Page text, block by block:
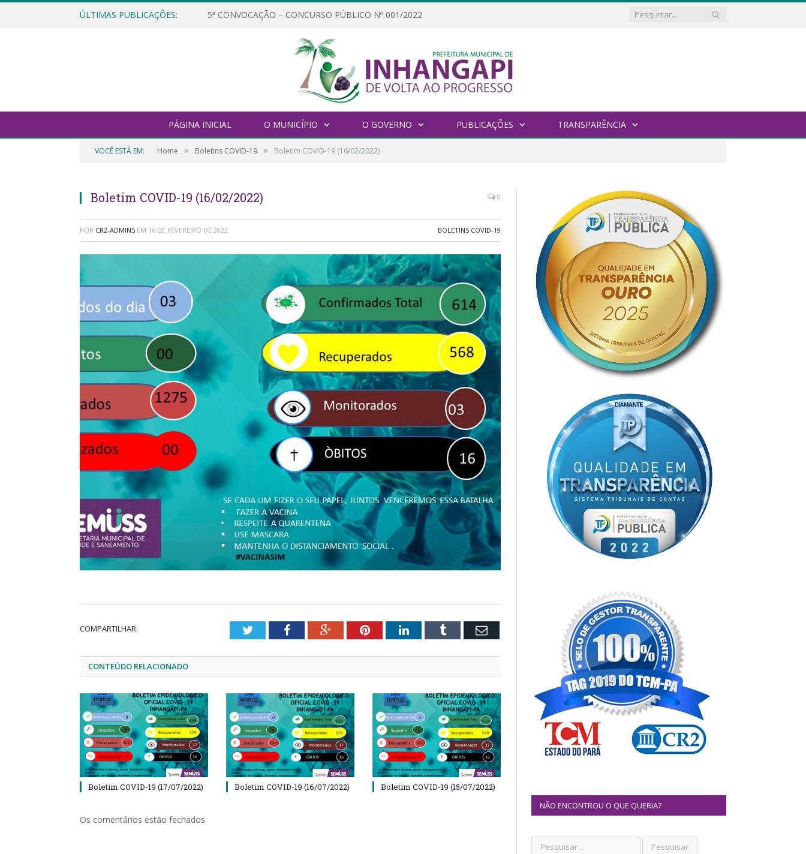
ÚLTIMAS PUBLICAÇÕES: 5ª CONVOCAÇÃO – CONCURSO PÚBLICO Nº 001/2022
PÁGINA INICIAL O MUNICÍPIO O GOVERNO PUBLICAÇÕES TRANSPARÊNCIA
VOCÊ ESTÁ EM: Home » Boletins COVID-19 » Boletim COVID-19 (16/02/2022)
Boletim COVID-19 (16/02/2022) 0
POR CR2-ADMIN5 EM 16 DE FEVEREIRO DE 2022 BOLETINS COVID-19
COMPARTILHAR: TwitterFacebookGoogle+PinterestLinkedInTumblr Email
CONTEÚDO RELACIONADO
Boletim COVID-19 (17/07/2022) Boletim COVID-19 (16/07/2022) Boletim COVID-19 (15/07/2022)
Os comentários estão fechados.
NÃO ENCONTROU O QUE QUERIA?